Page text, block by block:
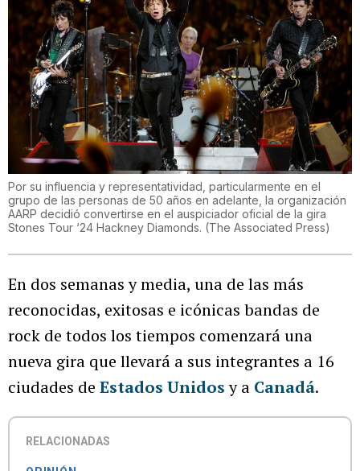
Por su influencia y representatividad, particularmente en el
grupo de las personas de 50 años en adelante, la organización
AARP decidió convertirse en el auspiciador oficial de la gira
Stones Tour ‘24 Hackney Diamonds. (The Associated Press)
En dos semanas y media, una de las más
reconocidas, exitosas e icónicas bandas de
rock de todos los tiempos comenzará una
nueva gira que llevará a sus integrantes a 16
ciudades de Estados Unidosy a Canadá.
RELACIONADAS